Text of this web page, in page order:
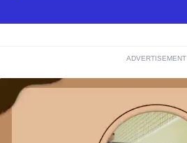
ADVERTISEMENT